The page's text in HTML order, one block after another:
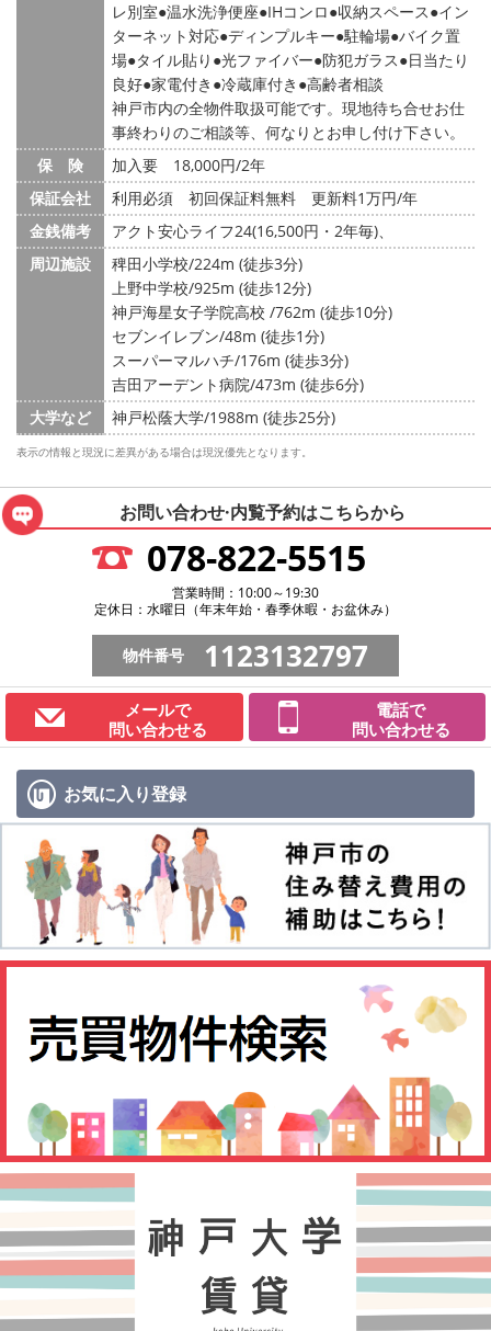
レ別室 温水洗浄便座 IHコンロ 収納スペース イン
ターネット対応 ディンプルキー 駐輪場 バイク置
場 タイル貼り 光ファイバー 防犯ガラス
日当たり
良好 家電付き 冷蔵庫付き 高齢者相談
神戸市内の全物件取扱可能です。現地待ち合せお仕
事終わりのご相談等、何なりとお申し付け下さい。
保 険
加入要 18,000円/2年
保証会社
利用必須 初回保証料無料 更新料1万円/年
金銭備考
アクト安心ライフ24(16,500円・2年毎)、
周辺施設
稗田小学校/224m (徒歩3分)
上野中学校/925m (徒歩12分)
神戸海星女子学院高校 /762m (徒歩10分)
セブンイレブン/48m (徒歩1分)
スーパーマルハチ/176m (徒歩3分)
吉田アーデント病院/473m (徒歩6分)
大学など
神戸松蔭大学/1988m (徒歩25分)
表示の情報と現況に差異がある場合は現況優先となります。
お問い合わせ·内覧予約はこちらから
078-822-5515
営業時間：10:00～19:30
定休日：水曜日（年末年始・春季休暇・お盆休み）
物件番号 1123132797
メールで
問い合わせる
電話で
問い合わせる
お気に入り登録